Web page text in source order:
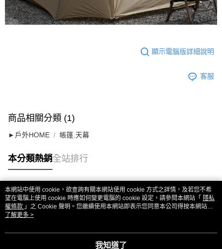
顯示電腦版詳細說明
客服
商品相關分類 (1)
►戶外HOME 帳篷.天幕
本分類熱銷全站排行
熱門標籤
本網站中使用 cookie，欲查詢有關本網站使用 cookie 方式之詳情，及若您不希
望在電腦上使用 cookie 時應如何變更電腦的 cookie 設定，請參閱本網站「 隱私
權條款 」之 Cookie 聲明。您繼續使用本網站即表示您同意本公司得按本網站使
用條款之 Cookie 聲明使用 cookie。
了解更多 >
我知道了